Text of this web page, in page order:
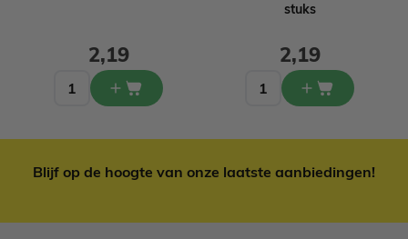
2,19
stuks
2,19
Blijf op de hoogte van onze laatste aanbiedingen!